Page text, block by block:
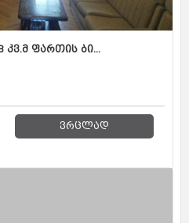
კვ.მ ფართის ბი...
ვრცლად